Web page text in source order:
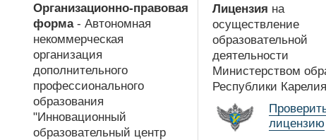
Организационно-правовая
форма- Автономная
некоммерческая
организация
дополнительного
профессионального
образования
"Инновационный
образовательный центр
Лицензия на
осуществление
образовательной
деятельности
Министерством
Республики Карелия
лицензию